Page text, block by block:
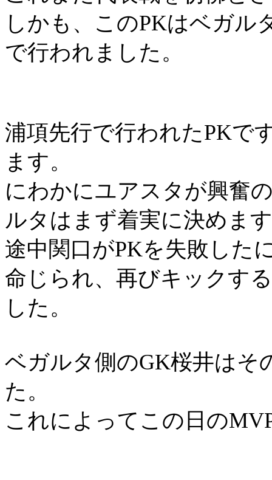
しかも、このPKはベガル
で行われました。
浦項先行で行われたPKで
ます。
にわかにユアスタが興奮
ルタはまず着実に決めま
途中関口がPKを失敗した
命じられ、再びキックす
した。
ベガルタ側のGK桜井はそ
た。
これによってこの日の